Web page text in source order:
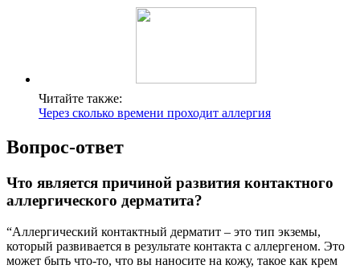
Читайте также:
Через сколько времени проходит аллергия
Вопрос-ответ
Что является причиной развития контактного
аллергического дерматита?
“Аллергический контактный дерматит – это тип экземы,
который развивается в результате контакта с аллергеном. Это
может быть что-то, что вы наносите на кожу, такое как крем